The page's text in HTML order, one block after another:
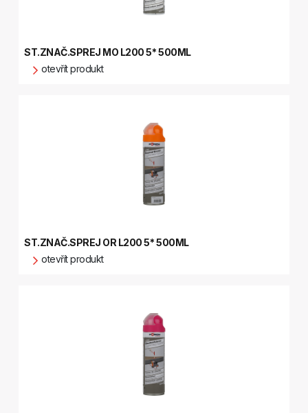
ST.ZNAČ.SPREJ MO L200 5* 500ML
otevřít produkt
ST.ZNAČ.SPREJ OR L200 5* 500ML
otevřít produkt